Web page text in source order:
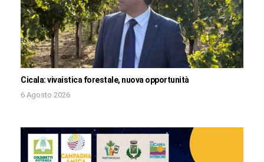
Cicala: vivaistica forestale, nuova opportunità
6 Agosto 2026